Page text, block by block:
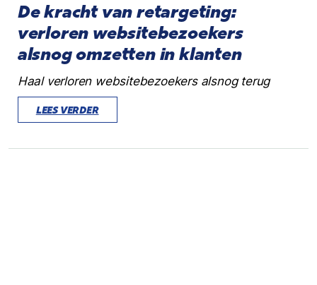
De kracht van retargeting:
verloren websitebezoekers
alsnog omzetten in klanten
Haal verloren websitebezoekers alsnog terug
LEES VERDER